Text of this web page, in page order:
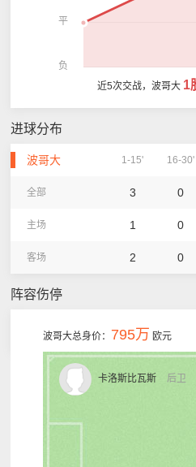
平
负
近5次交战，波哥大 1
进球分布
波哥大 1-15' 16-30'
全部 3 0
主场 1 0
客场 2 0
阵容伤停
波哥大总身价： 795万 欧元
后卫
卡洛斯比瓦斯